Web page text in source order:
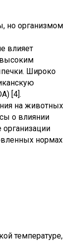
но организмом
влияет
высоким
Широко
[4].
на животных
о влиянии
нормах
температуре,